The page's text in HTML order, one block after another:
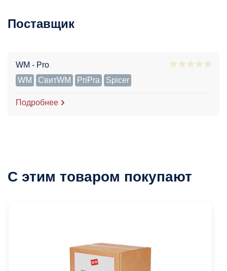
Поставщик
WM - Pro
WM
СвитWM PriPra Spicer
Подробнее
С этим товаром покупают